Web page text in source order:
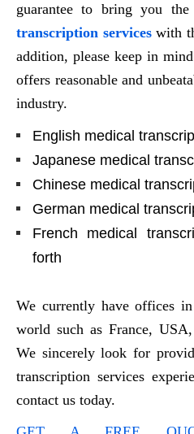
guarantee to bring you
transcription serviceswith
addition, please keep in
offers reasonable and
industry.
English medical
Japanese medical
Chinese medical
German medical
French medical
forth
We currently have offices
world such as France,
We sincerely look for
transcription services
contact us today.